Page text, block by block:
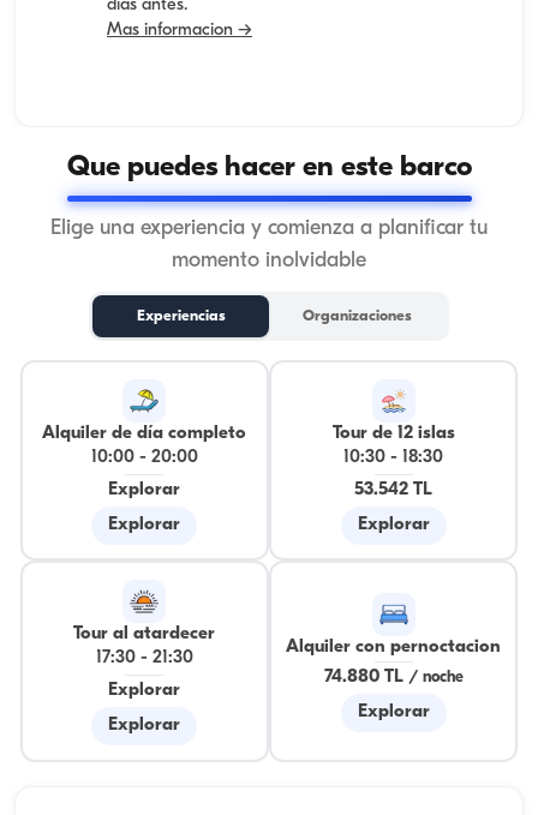
días antes.
Mas informacion →
Que puedes hacer en este barco
Elige una experiencia y comienza a planificar tu
momento inolvidable
Experiencias Organizaciones
Alquiler de día completo
10:00- 20:00
Explorar
Explorar
Tour de 12 islas
10:30 -
18:30
53.542 TL
Explorar
Tour al atardecer
17:30- 21:30
Explorar
Explorar
Alquiler con pernoctacion
74.880 TL/ noche
Explorar